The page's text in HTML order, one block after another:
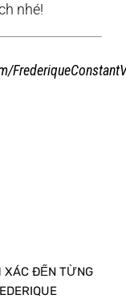
nhé!
XÁC ĐẾN TỪNG